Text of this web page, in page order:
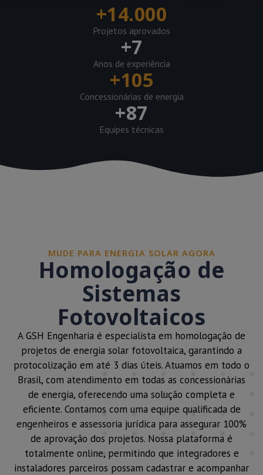
+14.000
Projetos aprovados
+7
Anos de experiência
+105
Concessionárias de energia
+87
Equipes técnicas
MUDE PARA ENERGIA SOLAR AGORA
Homologação de
Sistemas
Fotovoltaicos
A GSH Engenharia é especialista em homologação de
projetos de energia solar fotovoltaica, garantindo a
protocolização em até 3 dias úteis. Atuamos em todo o
Brasil, com atendimento em todas as concessionárias
de energia, oferecendo uma solução completa e
eficiente. Contamos com uma equipe qualificada de
engenheiros e assessoria jurídica para assegurar 100%
de aprovação dos projetos. Nossa plataforma é
totalmente online, permitindo que integradores e
instaladores parceiros possam cadastrar e acompanhar